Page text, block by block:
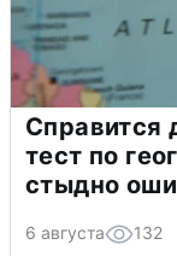
Справится
тест по
стыдно
6 августа 132